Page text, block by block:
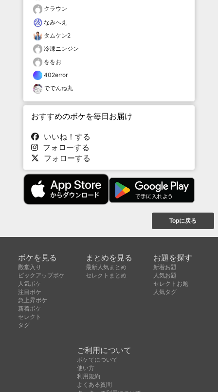
クラウン
なみへえ
タムケン2
冷凍ニンジン
ををお
402error
ででんね丸
おすすめのボケを毎日お届け
いいね！する
フォローする
フォローする
Topに戻る
ボケを見る
殿堂入り
ピックアップボケ
人気ボケ
注目ボケ
急上昇ボケ
新着ボケ
セレクト
タグ
まとめを見る
最新人気まとめ
セレクトまとめ
お題を探す
新着お題
人気お題
セレクトお題
人気タグ
ご利用について
ボケてについて
使い方
利用規約
よくある質問